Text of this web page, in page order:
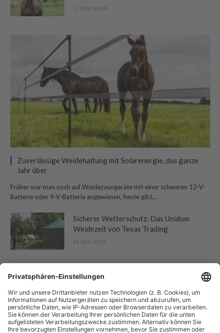
2. JUNI 2026
Zuverlässige Weidehaltung mit Solarenergie, das ganze
Jahr über
Früher war man noch auf Weidezaungeräte mit einer schweren 12-V-
Batterie oder 9-V-Batterie angewiesen, heute gibt…
Sicherer Wetterschutz: Das Unidom
Weidezelt von Texas Trading
14. MAI 2025